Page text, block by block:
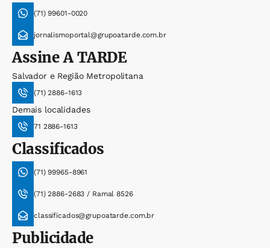
(71) 99601-0020
jornalismoportal@grupoatarde.com.br
AssineA TARDE
Salvador e Região Metropolitana
(71) 2886-1613
Demais localidades
71 2886-1613
Classificados
(71) 99965-8961
(71) 2886-2683 / Ramal 8526
classificados@grupoatarde.com.br
Publicidade